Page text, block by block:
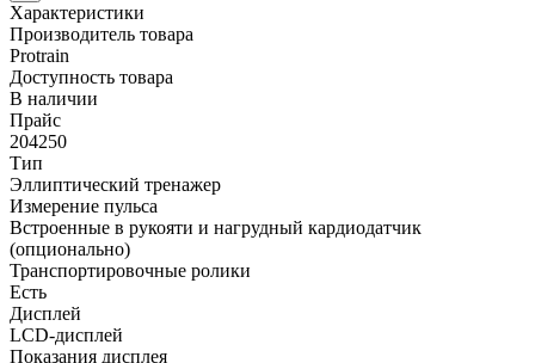
Характеристики
Производитель товара
Protrain
Доступность товара
В наличии
Прайс
204250
Тип
Эллиптический тренажер
Измерение пульса
Встроенные в рукояти и нагрудный кардиодатчик
(опционально)
Транспортировочные ролики
Есть
Дисплей
LCD-дисплей
Показания дисплея